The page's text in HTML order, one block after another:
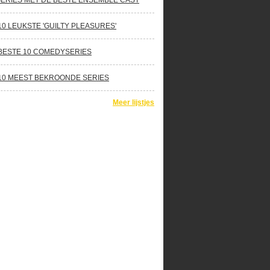
LEUKSTE 'GUILTY PLEASURES'
10 COMEDYSERIES
MEEST BEKROONDE SERIES
Meer lijstjes